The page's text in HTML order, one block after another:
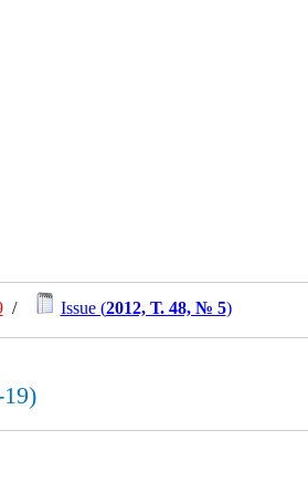
/ Issue (2012, Т. 48, № 5)